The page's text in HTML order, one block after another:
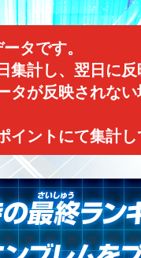
タです。
集計し、翌日に
タが反映されな
イントにて集計